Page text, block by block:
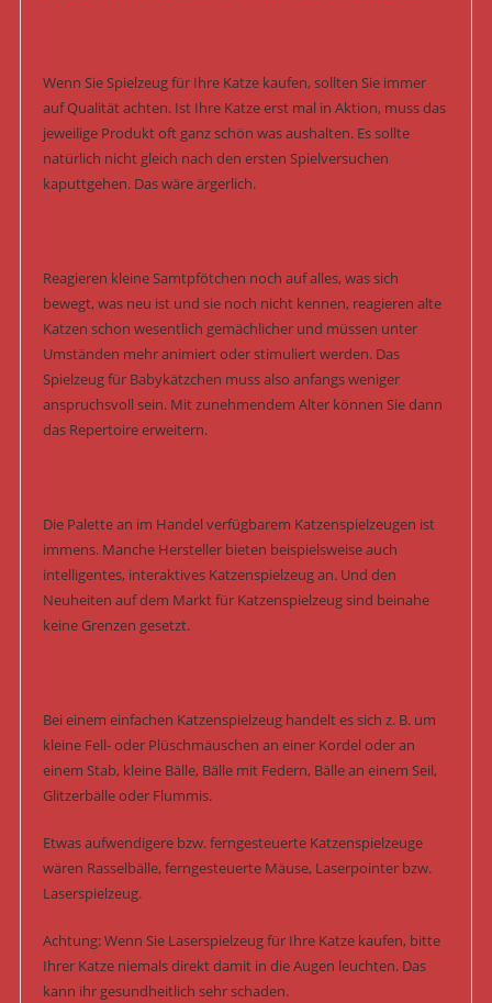
Wenn Sie Spielzeug für Ihre Katze kaufen, sollten Sie immer
auf Qualität achten. Ist Ihre Katze erst mal in Aktion, muss das
jeweilige Produkt oft ganz schön was aushalten. Es sollte
natürlich nicht gleich nach den ersten Spielversuchen
kaputtgehen. Das wäre ärgerlich.
Reagieren kleine Samtpfötchen noch auf alles, was sich
bewegt, was neu ist und sie noch nicht kennen, reagieren alte
Katzen schon wesentlich gemächlicher und müssen unter
Umständen mehr animiert oder stimuliert werden. Das
Spielzeug für Babykätzchen muss also anfangs weniger
anspruchsvoll sein. Mit zunehmendem Alter können Sie dann
das Repertoire erweitern.
Die Palette an im Handel verfügbarem Katzenspielzeugen ist
immens. Manche Hersteller bieten beispielsweise auch
intelligentes, interaktives Katzenspielzeug an. Und den
Neuheiten auf dem Markt für Katzenspielzeug sind beinahe
keine Grenzen gesetzt.
Bei einem einfachen Katzenspielzeug handelt es sich z. B. um
kleine Fell- oder Plüschmäuschen an einer Kordel oder an
einem Stab, kleine Bälle, Bälle mit Federn, Bälle an einem Seil,
Glitzerbälle oder Flummis.
Etwas aufwendigere bzw. ferngesteuerte Katzenspielzeuge
wären Rasselbälle, ferngesteuerte Mäuse, Laserpointer bzw.
Laserspielzeug.
Achtung: Wenn Sie Laserspielzeug für Ihre Katze kaufen, bitte
Ihrer Katze niemals direkt damit in die Augen leuchten. Das
kann ihr gesundheitlich sehr schaden.